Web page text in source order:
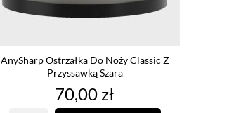
AnySharp Ostrzałka Do Noży Classic Z
Przyssawką Szara
Cena
70,00 zł